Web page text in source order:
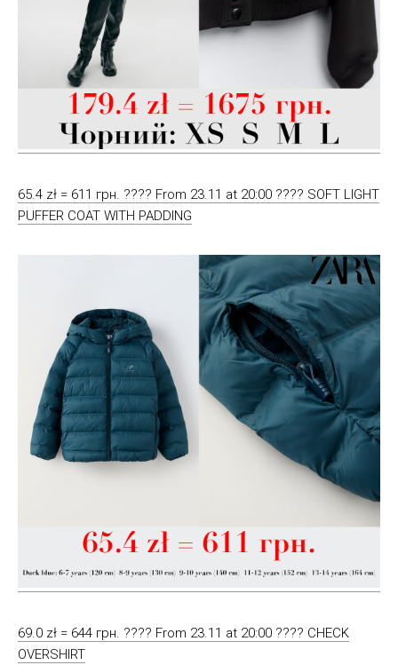
65.4 zł = 611 грн. ???? From 23.11 at 20:00 ???? SOFT LIGHT
PUFFER COAT WITH PADDING
69.0 zł = 644 грн. ???? From 23.11 at 20:00 ???? CHECK
OVERSHIRT